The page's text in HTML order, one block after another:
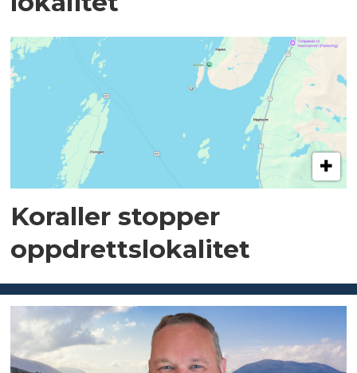
Koraller stopper
oppdrettslokalitet